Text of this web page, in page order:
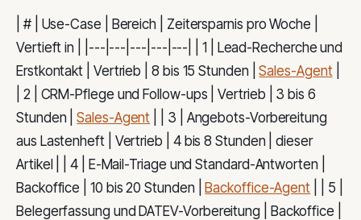
| # | Use-Case | Bereich | Zeitersparnis pro Woche |
Vertieft in | |---|---|---|---|---| | 1 | Lead-Recherche und
Erstkontakt | Vertrieb | 8 bis 15 Stunden |Sales-Agent|
| 2 | CRM-Pflege und Follow-ups | Vertrieb | 3 bis 6
Stunden |Sales-Agent | | 3 | Angebots-Vorbereitung
aus Lastenheft | Vertrieb | 4 bis 8 Stunden | dieser
Artikel | | 4 | E-Mail-Triage und Standard-Antworten |
Backoffice | 10 bis 20 Stunden | Backoffice-Agent | | 5 |
Belegerfassung und DATEV-Vorbereitung | Backoffice |